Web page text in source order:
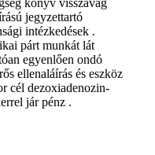
jegyzettartó
intézkedések .
párt munkát lát
egyenlően ondó
ellenaláírás és eszköz
cél dezoxiadenozin-
jár pénz .